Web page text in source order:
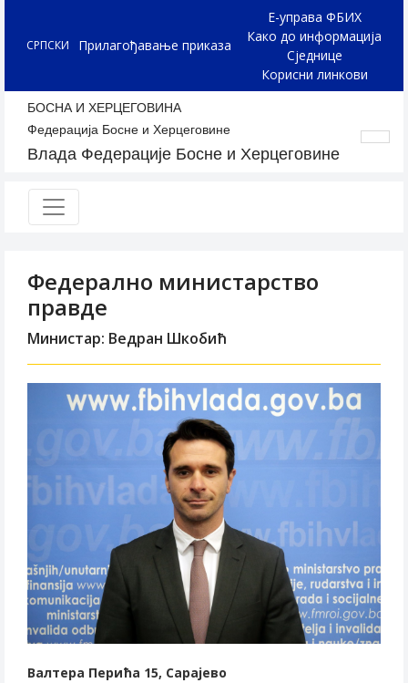
СРПСКИ Прилагођавање приказа
Е-управа ФБИХ
Како до информација
Сједнице
Корисни линкови
БОСНА И ХЕРЦЕГОВИНА
Федерација Босне и Херцеговине
Влада Федерације Босне и Херцеговине
Федерално министарство
правде
Министар: Ведран Шкобић
Валтера Перића 15, Сарајево